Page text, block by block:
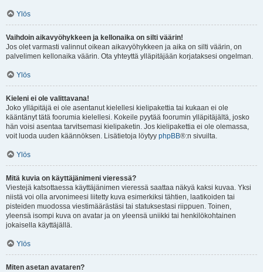
Ylös
Vaihdoin aikavyöhykkeen ja kellonaika on silti väärin!
Jos olet varmasti valinnut oikean aikavyöhykkeen ja aika on silti väärin, on
palvelimen kellonaika väärin. Ota yhteyttä ylläpitäjään korjataksesi ongelman.
Ylös
Kieleni ei ole valittavana!
Joko ylläpitäjä ei ole asentanut kielellesi kielipakettia tai kukaan ei ole
kääntänyt tätä foorumia kielellesi. Kokeile pyytää foorumin ylläpitäjältä, josko
hän voisi asentaa tarvitsemasi kielipaketin. Jos kielipakettia ei ole olemassa,
voit luoda uuden käännöksen. Lisätietoja löytyy phpBB®:n sivuilta.
Ylös
Mitä kuvia on käyttäjänimeni vieressä?
Viestejä katsottaessa käyttäjänimen vieressä saattaa näkyä kaksi kuvaa. Yksi
niistä voi olla arvonimeesi liitetty kuva esimerkiksi tähtien, laatikoiden tai
pisteiden muodossa viestimäärästäsi tai statuksestasi riippuen. Toinen,
yleensä isompi kuva on avatar ja on yleensä uniikki tai henkilökohtainen
jokaisella käyttäjällä.
Ylös
Miten asetan avataren?